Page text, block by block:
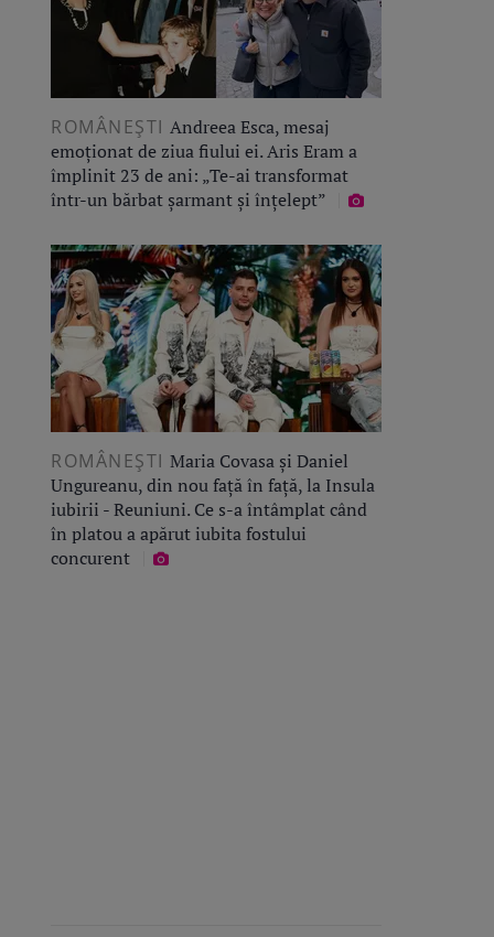
ROMÂNEŞTI Andreea Esca, mesaj
emoționat de ziua fiului ei. Aris Eram a
împlinit 23 de ani: „Te-ai transformat
într-un bărbat șarmant și înțelept”
ROMÂNEŞTI Maria Covasa și Daniel
Ungureanu, din nou față în față, la Insula
iubirii - Reuniuni. Ce s-a întâmplat când
în platou a apărut iubita fostului
concurent